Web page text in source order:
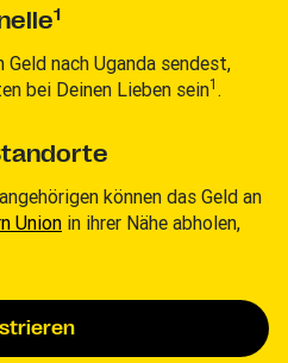
1
nach Uganda sendest,
bei Deinen Lieben sein1 .
können das Geld an
Union in ihrer Nähe abholen,